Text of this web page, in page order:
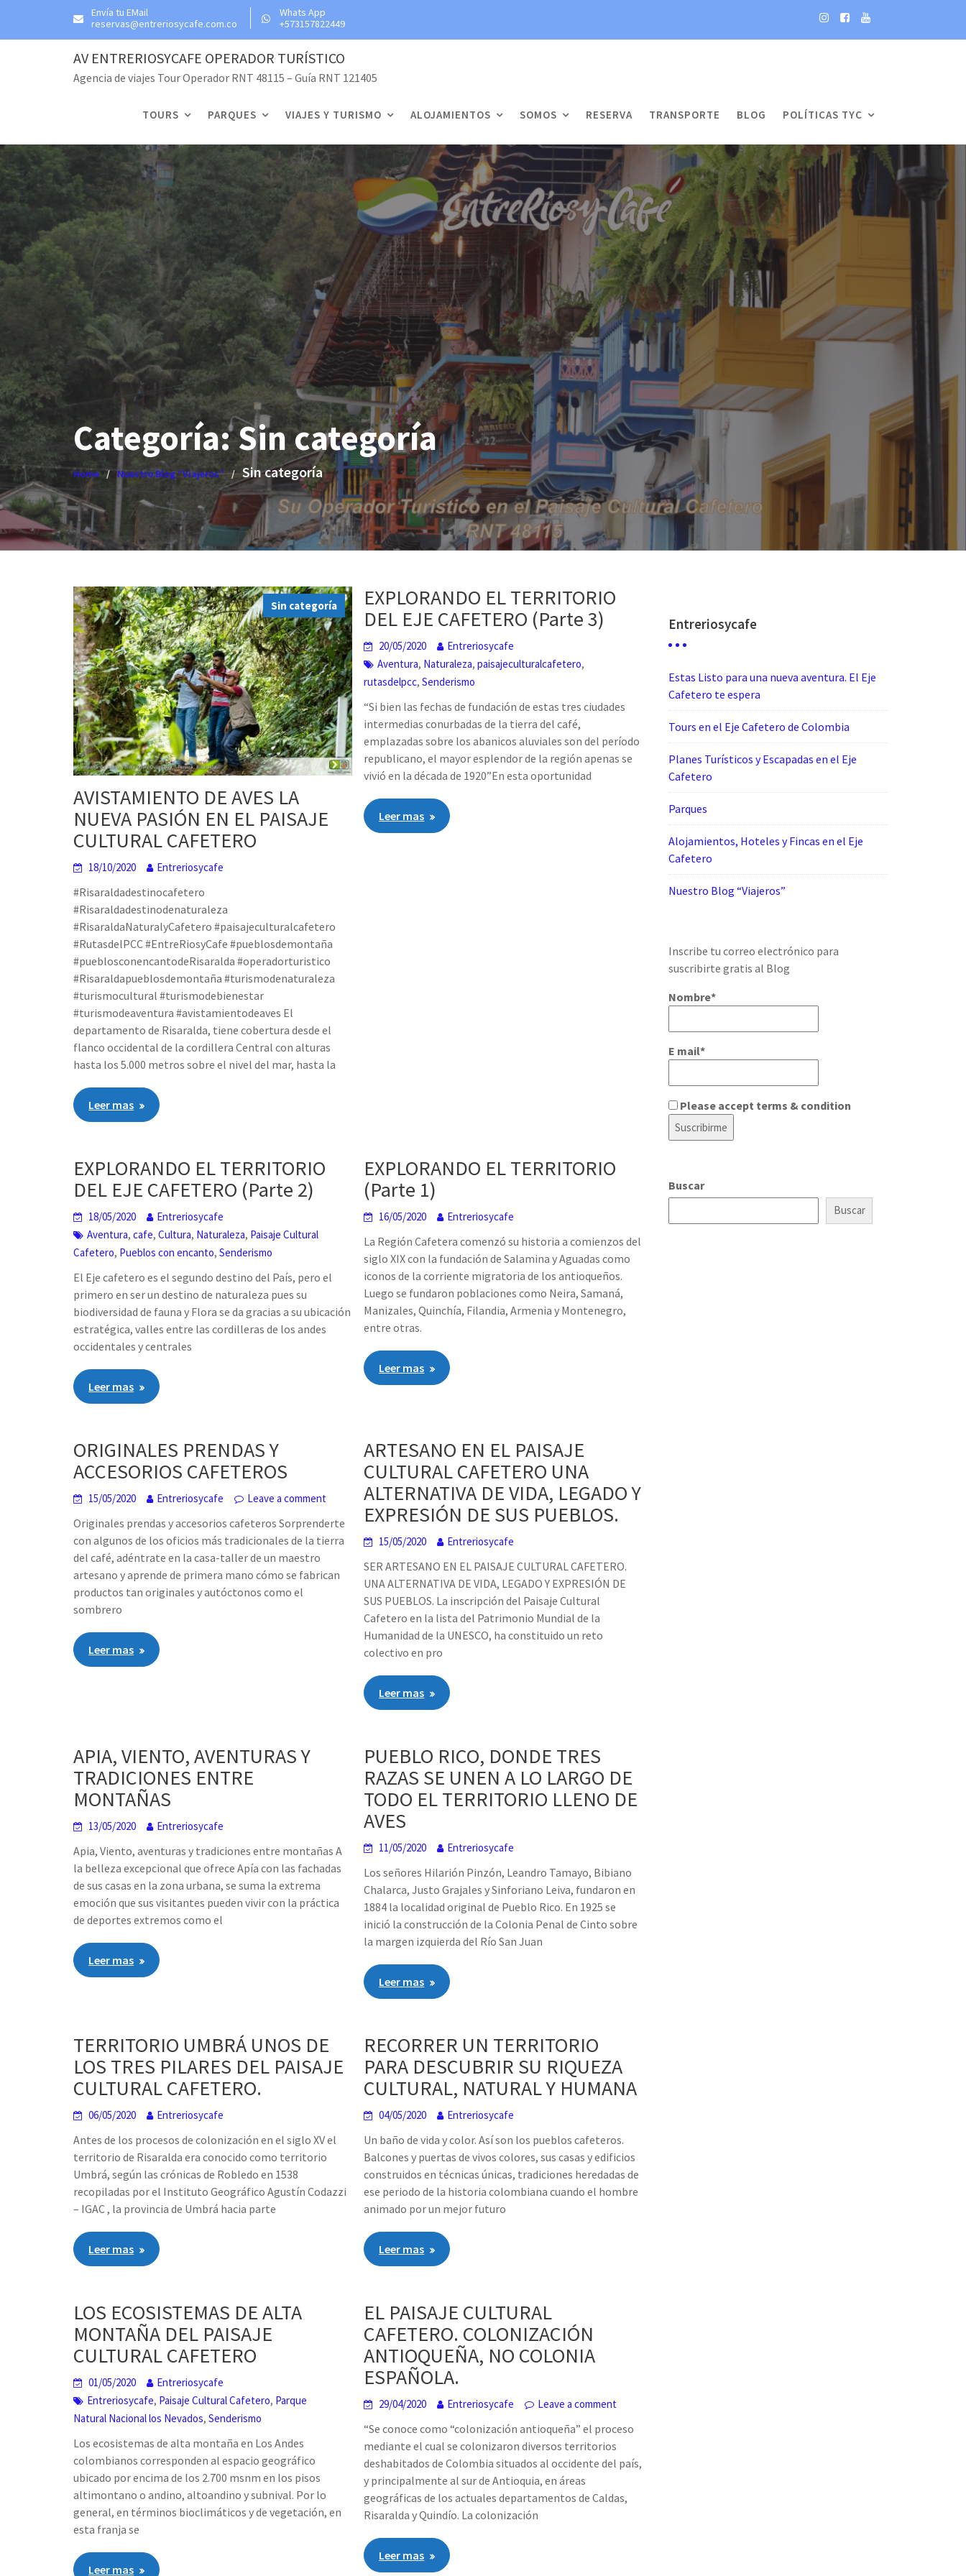
content
Envía tu EMail
reservas@entreriosycafe.com.co
Whats App
+573157822449
AV ENTRERIOSYCAFE OPERADOR TURÍSTICO
Agencia de viajes Tour Operador RNT 48115 – Guía RNT 121405
TOURS PARQUES VIAJES Y TURISMO ALOJAMIENTOS SOMOS RESERVA TRANSPORTE BLOG POLÍTICAS TYC
Categoría:Sin categoría
Home Nuestro Blog “Viajeros” Sin categoría
Sin categoría
AVISTAMIENTO DE AVES LA
NUEVA PASIÓN EN EL PAISAJE
CULTURAL CAFETERO
18/10/2020 Entreriosycafe
#Risaraldadestinocafetero
#Risaraldadestinodenaturaleza
#RisaraldaNaturalyCafetero #paisajeculturalcafetero
#RutasdelPCC #EntreRiosyCafe #pueblosdemontaña
#pueblosconencantodeRisaralda #operadorturistico
#Risaraldapueblosdemontaña #turismodenaturaleza
#turismocultural #turismodebienestar
#turismodeaventura #avistamientodeaves El
departamento de Risaralda, tiene cobertura desde el
flanco occidental de la cordillera Central con alturas
hasta los 5.000 metros sobre el nivel del mar, hasta la
Leer mas
EXPLORANDO EL TERRITORIO
DEL EJE CAFETERO (Parte 3)
20/05/2020
Entreriosycafe
Aventura, Naturaleza,paisajeculturalcafetero,
rutasdelpcc,Senderismo
“Si bien las fechas de fundación de estas tres ciudades
intermedias conurbadas de la tierra del café,
emplazadas sobre los abanicos aluviales son del período
republicano, el mayor esplendor de la región apenas se
vivió en la década de 1920”En esta oportunidad
Leer mas
EXPLORANDO EL TERRITORIO
DEL EJE CAFETERO (Parte 2)
18/05/2020
Entreriosycafe
Aventura,cafe,Cultura, Naturaleza, Paisaje Cultural
Cafetero, Pueblos con encanto,Senderismo
El Eje cafetero es el segundo destino del País, pero el
primero en ser un destino de naturaleza pues su
biodiversidad de fauna y Flora se da gracias a su ubicación
estratégica, valles entre las cordilleras de los andes
occidentales y centrales
Leer mas
EXPLORANDO EL TERRITORIO
(Parte 1)
16/05/2020 Entreriosycafe
La Región Cafetera comenzó su historia a comienzos del
siglo XIX con la fundación de Salamina y Aguadas como
iconos de la corriente migratoria de los antioqueños.
Luego se fundaron poblaciones como Neira, Samaná,
Manizales, Quinchía, Filandia, Armenia y Montenegro,
entre otras.
Leer mas
ORIGINALES PRENDAS Y
ACCESORIOS CAFETEROS
15/05/2020 Entreriosycafe Leave a comment
Originales prendas y accesorios cafeteros Sorprenderte
con algunos de los oficios más tradicionales de la tierra
del café, adéntrate en la casa-taller de un maestro
artesano y aprende de primera mano cómo se fabrican
productos tan originales y autóctonos como el
sombrero
Leer mas
ARTESANO EN EL PAISAJE
CULTURAL CAFETERO UNA
ALTERNATIVA DE VIDA, LEGADO Y
EXPRESIÓN DE SUS PUEBLOS.
15/05/2020 Entreriosycafe
SER ARTESANO EN EL PAISAJE CULTURAL CAFETERO.
UNA ALTERNATIVA DE VIDA, LEGADO Y EXPRESIÓN DE
SUS PUEBLOS. La inscripción del Paisaje Cultural
Cafetero en la lista del Patrimonio Mundial de la
Humanidad de la UNESCO, ha constituido un reto
colectivo en pro
Leer mas
APIA, VIENTO, AVENTURAS Y
TRADICIONES ENTRE
MONTAÑAS
13/05/2020 Entreriosycafe
Apia, Viento, aventuras y tradiciones entre montañas A
la belleza excepcional que ofrece Apía con las fachadas
de sus casas en la zona urbana, se suma la extrema
emoción que sus visitantes pueden vivir con la práctica
de deportes extremos como el
Leer mas
PUEBLO RICO, DONDE TRES
RAZAS SE UNEN A LO LARGO DE
TODO EL TERRITORIO LLENO DE
AVES
11/05/2020 Entreriosycafe
Los señores Hilarión Pinzón, Leandro Tamayo, Bibiano
Chalarca, Justo Grajales y Sinforiano Leiva, fundaron en
1884 la localidad original de Pueblo Rico. En 1925 se
inició la construcción de la Colonia Penal de Cinto sobre
la margen izquierda del Río San Juan
Leer mas
TERRITORIO UMBRÁ UNOS DE
LOS TRES PILARES DEL PAISAJE
CULTURAL CAFETERO.
06/05/2020 Entreriosycafe
Antes de los procesos de colonización en el siglo XV el
territorio de Risaralda era conocido como territorio
Umbrá, según las crónicas de Robledo en 1538
recopiladas por el Instituto Geográfico Agustín Codazzi
– IGAC , la provincia de Umbrá hacia parte
Leer mas
RECORRER UN TERRITORIO
PARA DESCUBRIR SU RIQUEZA
CULTURAL, NATURAL Y HUMANA
04/05/2020 Entreriosycafe
Un baño de vida y color. Así son los pueblos cafeteros.
Balcones y puertas de vivos colores, sus casas y edificios
construidos en técnicas únicas, tradiciones heredadas de
ese periodo de la historia colombiana cuando el hombre
animado por un mejor futuro
Leer mas
LOS ECOSISTEMAS DE ALTA
MONTAÑA DEL PAISAJE
CULTURAL CAFETERO
01/05/2020
Entreriosycafe
Entreriosycafe, Paisaje Cultural Cafetero, Parque
Natural Nacional los Nevados,Senderismo
Los ecosistemas de alta montaña en Los Andes
colombianos corresponden al espacio geográfico
ubicado por encima de los 2.700 msnm en los pisos
altimontano o andino, altoandino y subnival. Por lo
general, en términos bioclimáticos y de vegetación, en
esta franja se
Leer mas
EL PAISAJE CULTURAL
CAFETERO. COLONIZACIÓN
ANTIOQUEÑA, NO COLONIA
ESPAÑOLA.
29/04/2020 Entreriosycafe Leave a comment
“Se conoce como “colonización antioqueña” el proceso
mediante el cual se colonizaron diversos territorios
deshabitados de Colombia situados al occidente del país,
y principalmente al sur de Antioquia, en áreas
geográficas de los actuales departamentos de Caldas,
Risaralda y Quindío. La colonización
Leer mas
Entreriosycafe
Estas Listo para una nueva aventura. El Eje
Cafetero te espera
Tours en el Eje Cafetero de Colombia
Planes Turísticos y Escapadas en el Eje
Cafetero
Parques
Alojamientos, Hoteles y Fincas en el Eje
Cafetero
Nuestro Blog “Viajeros”
Inscribe tu correo electrónico para
suscribirte gratis al Blog
Nombre*
E mail*
Please accept terms & condition
Buscar
Buscar